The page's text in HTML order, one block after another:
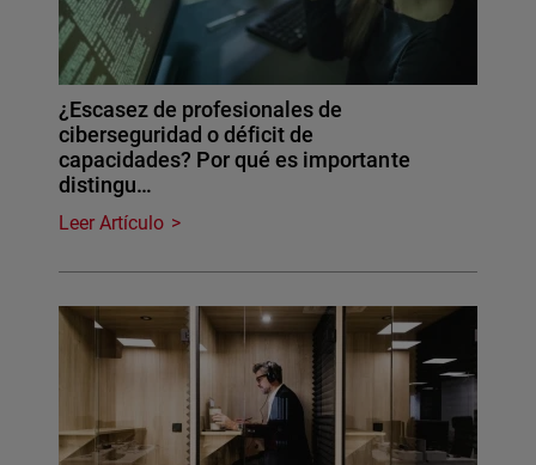
¿Escasez de profesionales de
ciberseguridad o déficit de
capacidades? Por qué es importante
distingu…
Leer Artículo